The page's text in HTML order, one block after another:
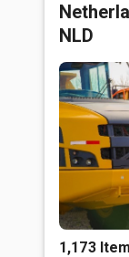
NLD
1,173